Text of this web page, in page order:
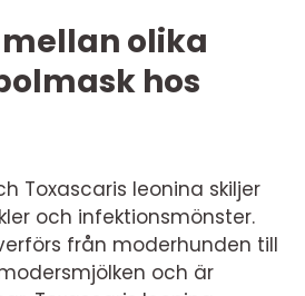
olika
hos
Toxascaris leonina skiljer
och infektionsmönster.
från moderhunden till
och är